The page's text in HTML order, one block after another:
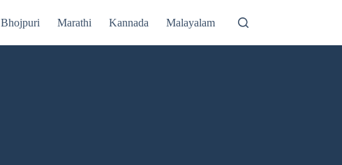
Bhojpuri Marathi Kannada Malayalam